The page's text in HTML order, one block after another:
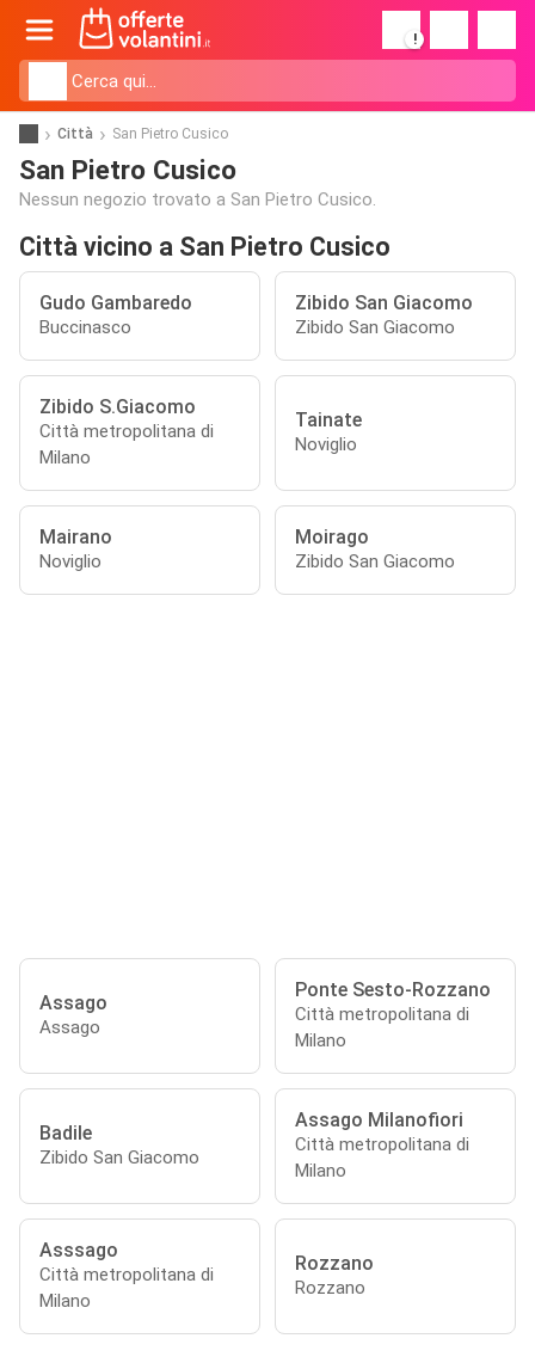
!
Città San Pietro Cusico
San Pietro Cusico
Nessun negozio trovato a San Pietro Cusico.
Città vicino a San Pietro Cusico
Gudo Gambaredo
Buccinasco
Zibido San Giacomo
Zibido San Giacomo
Zibido S.Giacomo
Città metropolitana di
Milano
Tainate
Noviglio
Mairano
Noviglio
Moirago
Zibido San Giacomo
Assago
Assago
Ponte Sesto-Rozzano
Città metropolitana di
Milano
Badile
Zibido San Giacomo
Assago Milanofiori
Città metropolitana di
Milano
Asssago
Città metropolitana di
Milano
Rozzano
Rozzano